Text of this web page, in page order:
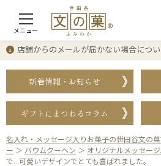
メニュー
店舗からのメールが届かない場合につ
新着情報・お知らせ
ギフトにまつわるコラム
名入れ・メッセージ入りお菓子の世田谷文の
ー ＞ バウムクーヘン ＞ オリジナルメッセー
で…可愛いデザインでとても喜ばれました。